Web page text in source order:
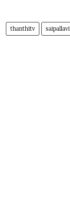
thanthitv saipallavi